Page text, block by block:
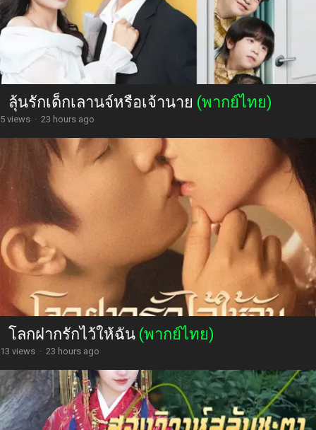
ลุ้นรักเด็กเลานจ์หรือเจ้านาย (พากย์ไทย)
5 views · 23 hours ago
โลกฝากรักไว้ให้ฉัน (พากย์ไทย)
13 views · 23 hours ago